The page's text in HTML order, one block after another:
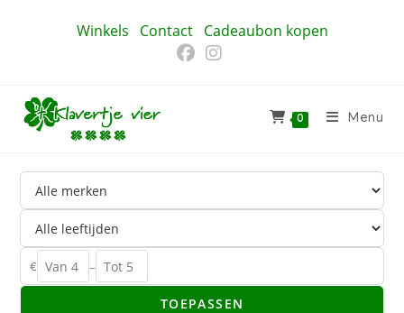
Winkels Contact Cadeaubon kopen
0 Menu
€ –
TOEPASSEN